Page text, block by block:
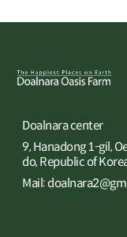
Doalnara center
9, Hanadong 1-gil,
do, Republic of
Mail: